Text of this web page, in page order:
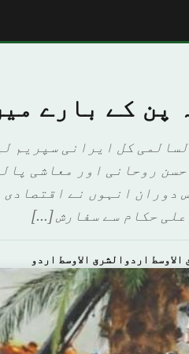
پن کے بارے
کل ایرانی سپریم
حسن روحانی اور معاشی
دوران انہوں نے
حکام سے سفارش […]
الاوسط اردوالشرق الاوسط اردو